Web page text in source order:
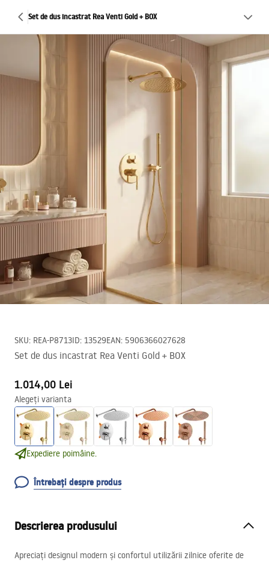
Set de dus incastrat Rea Venti Gold + BOX
SKU: REA-P8713ID: 13529EAN: 5906366027628
Set de dus incastrat Rea Venti Gold + BOX
1.014,00 Lei
Alegeți varianta
Expediere poimâine.
Întrebați despre produs
Descrierea produsului
Apreciați designul modern și confortul utilizării zilnice oferite de